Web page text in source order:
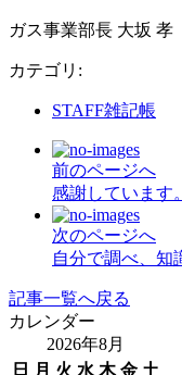
ガス事業部長 大坂 孝
カテゴリ :
STAFF雑記帳
前のページへ
感謝しています。
次のページへ
自分で調べ、知
記事一覧へ戻る
カレンダー
2026年8月
日
月 火 水 木 金 土